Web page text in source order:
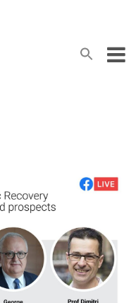
Search
Search Button